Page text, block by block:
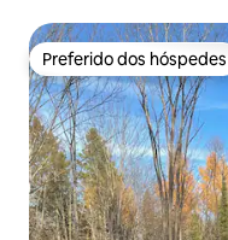
Preferido dos hóspedes
Preferido dos hóspedes